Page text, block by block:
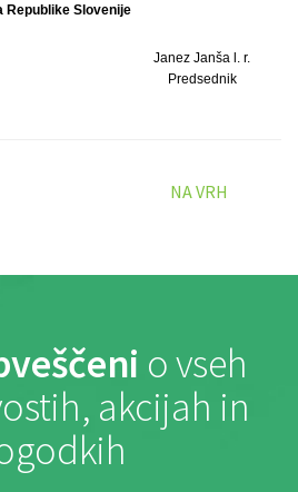
Republike Slovenije
Janez Janša l. r.
Predsednik
NA VRH
o vseh
akcijah in